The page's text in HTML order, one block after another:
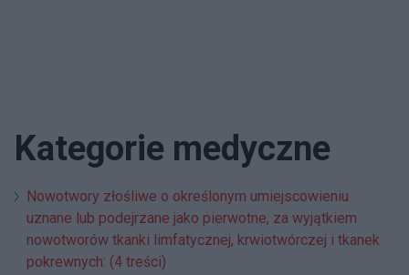
Kategorie medyczne
Nowotwory złośliwe o określonym umiejscowieniu
uznane lub podejrzane jako pierwotne, za wyjątkiem
nowotworów tkanki limfatycznej, krwiotwórczej i tkanek
pokrewnych: (4 treści)